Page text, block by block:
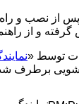
پس از نصب و
گرفته و از
توسط «
برطرف